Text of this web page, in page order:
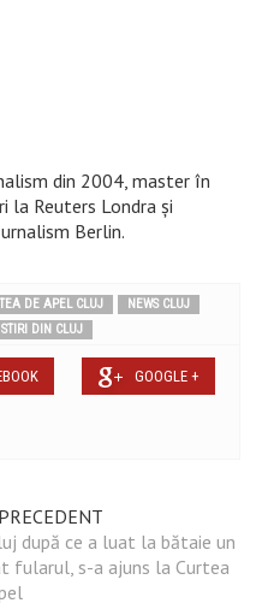
din 2004, master în
la Reuters Londra și
Berlin.
DE APEL CLUJ
NEWS CLUJ
STIRI DIN CLUJ
GOOGLE +
după ce a luat la bătaie un
fularul, s-a ajuns la Curtea